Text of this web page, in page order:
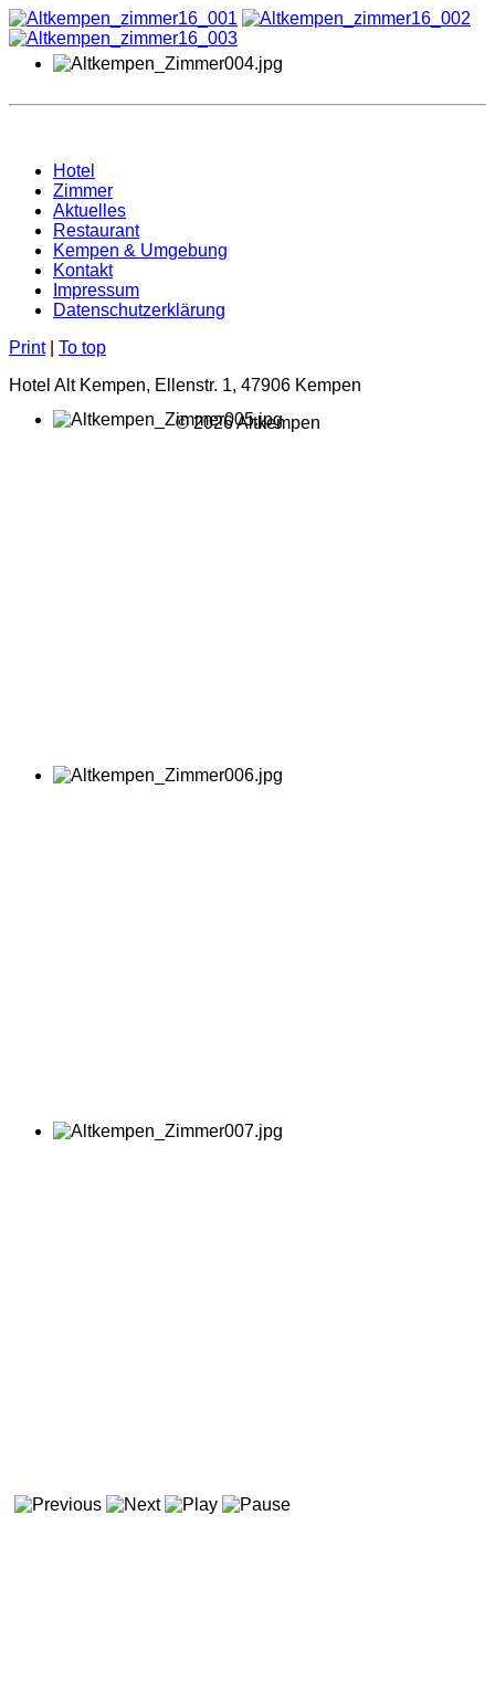
Hotel
Zimmer
Aktuelles
Restaurant
Kempen & Umgebung
Kontakt
Impressum
Datenschutzerklärung
Print| To top
Hotel Alt Kempen, Ellenstr. 1, 47906 Kempen
© 2026 Altkempen